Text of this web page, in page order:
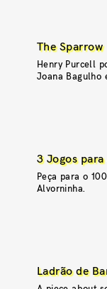
The Sparrow
Henry Purcell
Joana Bagulho
3 Jogos
Peça para o
Alvorninha.
Ladrão de